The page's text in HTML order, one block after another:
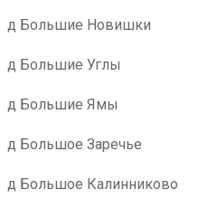
д Большие Новишки
д Большие Углы
д Большие Ямы
д Большое Заречье
д Большое Калинниково